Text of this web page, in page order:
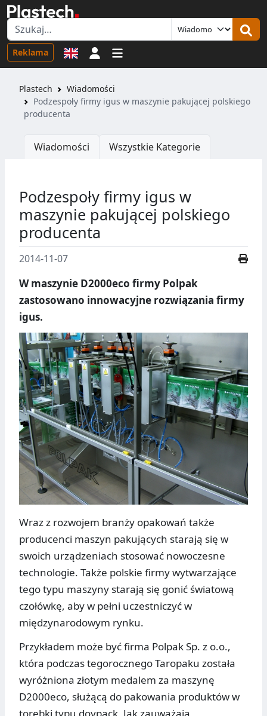
Reklama Logowanie
Plastech
Wiadomości
Podzespoły firmy igus w maszynie pakującej polskiego
producenta
Wiadomości Wszystkie Kategorie
Podzespoły firmy igus w
maszynie pakującej polskiego
producenta
2014-11-07
W maszynie D2000eco firmy Polpak
zastosowano innowacyjne rozwiązania firmy
igus.
Wraz z rozwojem branży opakowań także
producenci maszyn pakujących starają się w
swoich urządzeniach stosować nowoczesne
technologie. Także polskie firmy wytwarzające
tego typu maszyny starają się gonić światową
czołówkę, aby w pełni uczestniczyć w
międzynarodowym rynku.
Przykładem może być firma Polpak Sp. z o.o.,
która podczas tegorocznego Taropaku została
wyróżniona złotym medalem za maszynę
D2000eco, służącą do pakowania produktów w
torebki typu doypack. Jak zauważają